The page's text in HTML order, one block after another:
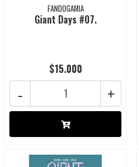
FANDOGAMIA
Giant Days #07.
$15.000
+
-